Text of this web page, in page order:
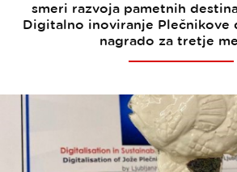
smeri razvoja pametnih
Digitalno inoviranje Plečnikove
nagrado za tretje